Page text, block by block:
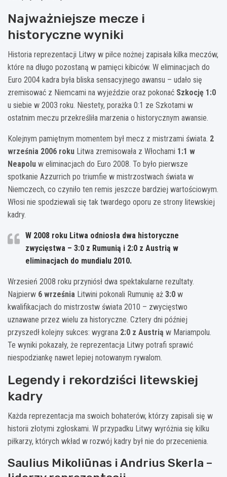
Najważniejsze mecze i
historyczne wyniki
Historia reprezentacji Litwy w piłce nożnej zapisała kilka meczów,
które na długo pozostaną w pamięci kibiców. W eliminacjach do
Euro 2004 kadra była bliska sensacyjnego awansu – udało się
zremisować z Niemcami na wyjeździe oraz pokonać Szkocję 1:0
u siebie w 2003 roku. Niestety, porażka 0:1 ze Szkotami w
ostatnim meczu przekreśliła marzenia o historycznym awansie.
Kolejnym pamiętnym momentem był mecz z mistrzami świata. 2
września 2006 roku Litwa zremisowała z Włochami 1:1 w
Neapolu w eliminacjach do Euro 2008. To było pierwsze
spotkanie Azzurrich po triumfie w mistrzostwach świata w
Niemczech, co czyniło ten remis jeszcze bardziej wartościowym.
Włosi nie spodziewali się tak twardego oporu ze strony litewskiej
kadry.
W 2008 roku Litwa odniosła dwa historyczne
zwycięstwa – 3:0 z Rumunią i 2:0 z Austrią w
eliminacjach do mundialu 2010.
Wrzesień 2008 roku przyniósł dwa spektakularne rezultaty.
Najpierw 6 września Litwini pokonali Rumunię aż 3:0 w
kwalifikacjach do mistrzostw świata 2010 – zwycięstwo
uznawane przez wielu za historyczne. Cztery dni później
przyszedł kolejny sukces: wygrana 2:0 z Austrią w Mariampolu.
Te wyniki pokazały, że reprezentacja Litwy potrafi sprawić
niespodziankę nawet lepiej notowanym rywalom.
Legendy i rekordziści litewskiej
kadry
Każda reprezentacja ma swoich bohaterów, którzy zapisali się w
historii złotymi zgłoskami. W przypadku Litwy wyróżnia się kilku
piłkarzy, których wkład w rozwój kadry był nie do przecenienia.
Saulius Mikoliūnas i Andrius Skerla –